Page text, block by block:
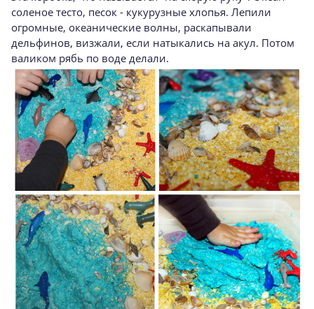
соленое тесто, песок - кукурузные хлопья. Лепили
огромные, океанические волны, раскапывали
дельфинов, визжали, если натыкались на акул. Потом
валиком рябь по воде делали.